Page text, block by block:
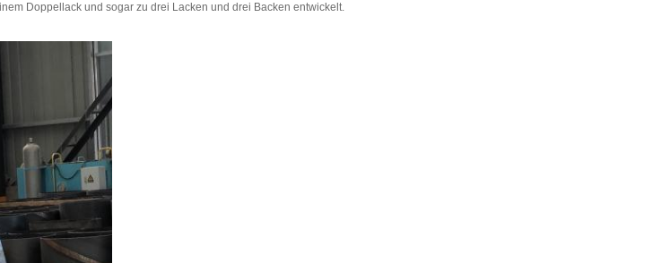
Doppellack und sogar zu drei Lacken und drei Backen entwickelt.